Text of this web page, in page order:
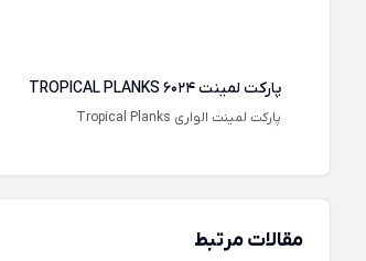
پارکت لمینت TROPICAL PLANKS 6024
پارکت لمینت الواری Tropical Planks
مقالات مرتبط